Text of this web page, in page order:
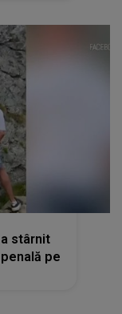
stârnit
pe